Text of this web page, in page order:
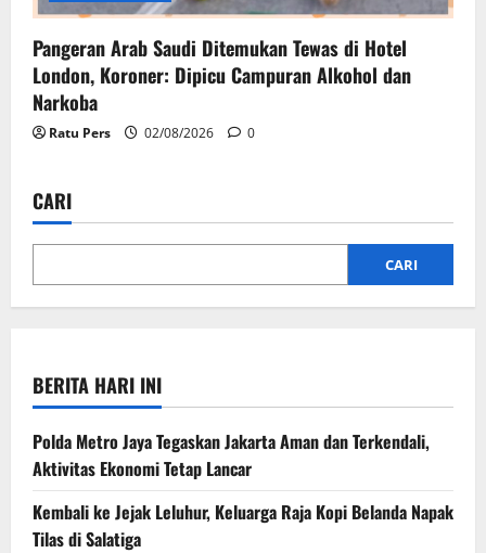
Pangeran Arab Saudi Ditemukan Tewas di Hotel
London, Koroner: Dipicu Campuran Alkohol dan
Narkoba
Ratu Pers 02/08/2026 0
CARI
CARI
BERITA HARI INI
Polda Metro Jaya Tegaskan Jakarta Aman dan Terkendali,
Aktivitas Ekonomi Tetap Lancar
Kembali ke Jejak Leluhur, Keluarga Raja Kopi Belanda Napak
Tilas di Salatiga